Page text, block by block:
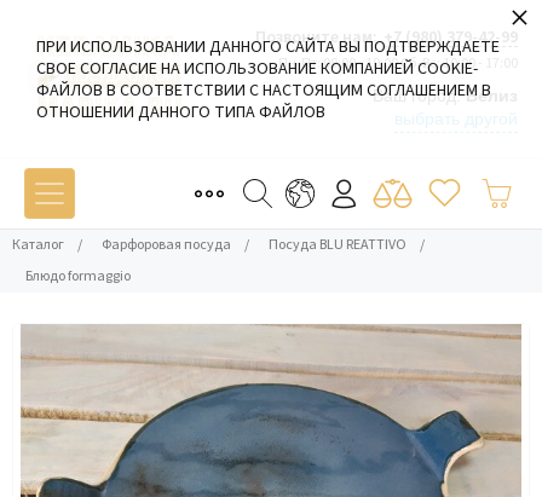
Позвоните нам: +7 (980) 379-42-99
Пн-Пт: 09:00 - 19:00 Сб-Вс: 10:00 - 17:00
Ваш город:Белиз
Каталог / Фарфоровая посуда / Посуда BLU REATTIVO
/
Блюдо formaggio
ПРИ ИСПОЛЬЗОВАНИИ ДАННОГО САЙТА ВЫ ПОДТВЕРЖДАЕТЕ
СВОЕ СОГЛАСИЕ НА ИСПОЛЬЗОВАНИЕ КОМПАНИЕЙ COOKIE-
ФАЙЛОВ В СООТВЕТСТВИИ С НАСТОЯЩИМ СОГЛАШЕНИЕМ В
ОТНОШЕНИИ ДАННОГО ТИПА ФАЙЛОВ
×